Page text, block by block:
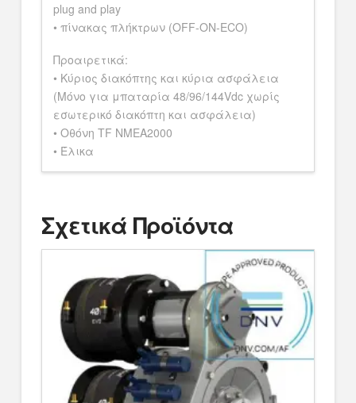
plug and play
• πίνακας πλήκτρων (OFF-ON-ECO)
Προαιρετικά:
• Κύριος διακόπτης και κύρια ασφάλεια
(Μόνο για μπαταρία 48/96/144Vdc χωρίς
εσωτερικό διακόπτη και ασφάλεια)
• Οθόνη TF NMEA2000
• Έλικα
Σχετικά Προϊόντα